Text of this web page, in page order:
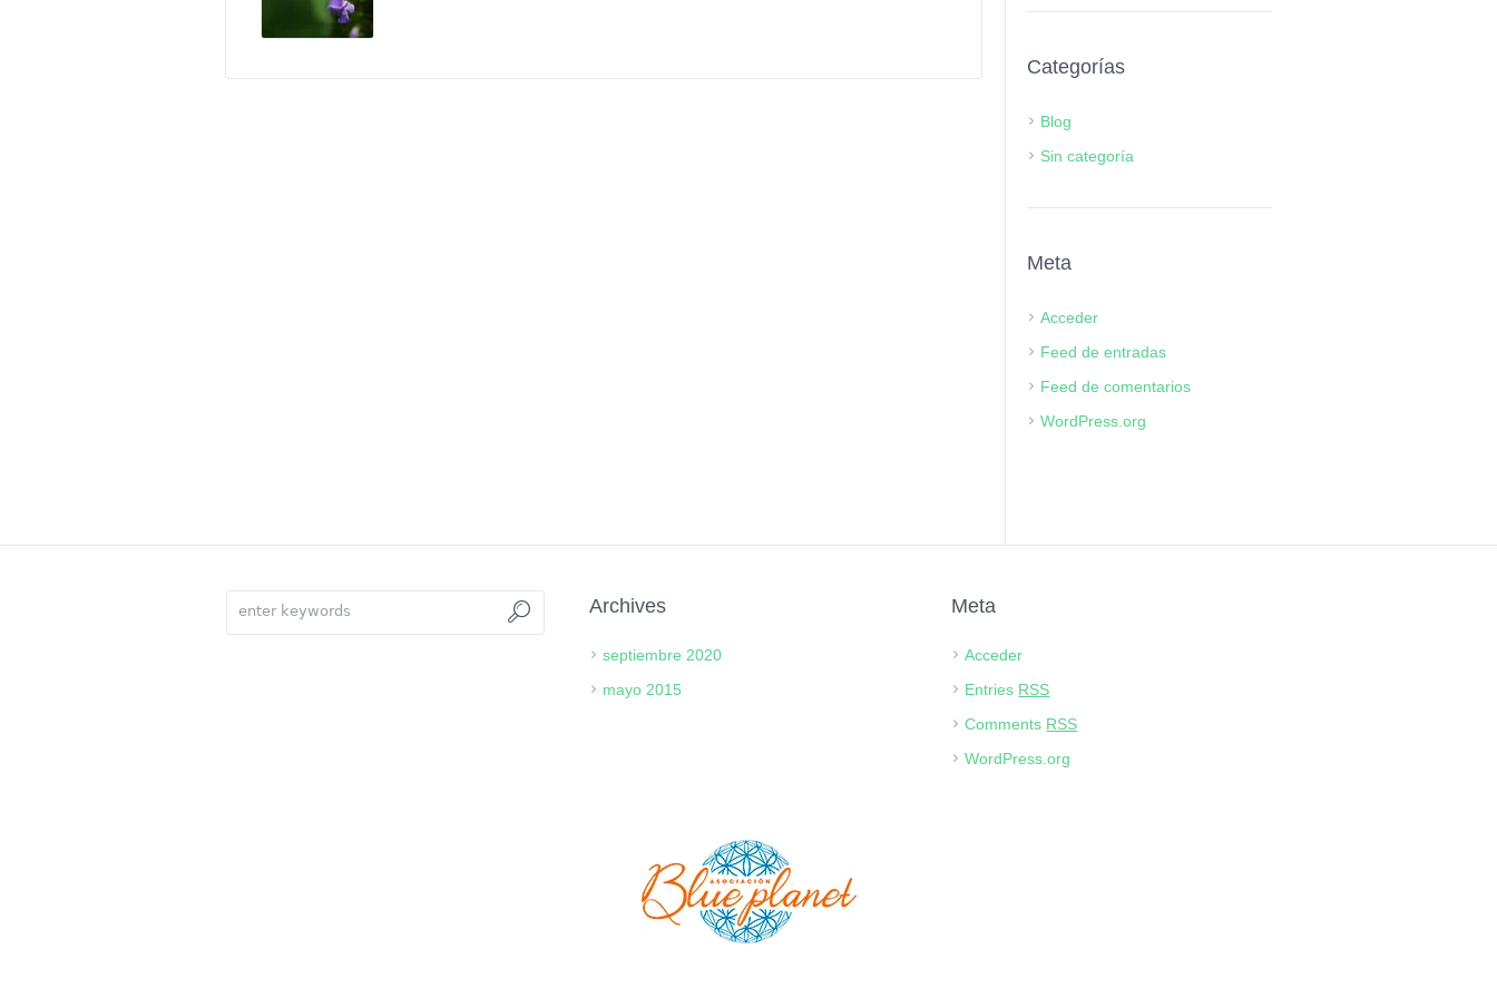
Categorías
Blog
Sin categoría
Meta
Acceder
Feed de entradas
Feed de comentarios
WordPress.org
Archives
septiembre 2020
mayo 2015
Meta
Acceder
Entries RSS
Comments RSS
WordPress.org